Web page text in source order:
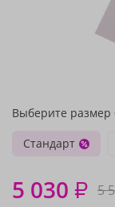
Выберите размер
Стандарт
5 030 ₽ 5